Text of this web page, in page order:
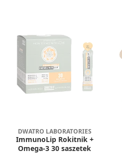
DWATRO LABORATORIES
ImmunoLip Rokitnik +
Omega-3 30 saszetek